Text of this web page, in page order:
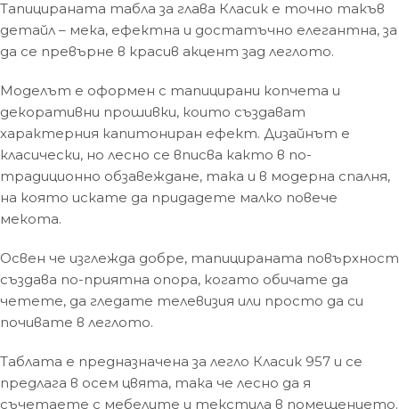
Тапицираната табла за глава Класик е точно такъв
детайл – мека, ефектна и достатъчно елегантна, за
да се превърне в красив акцент зад леглото.
Моделът е оформен с тапицирани копчета и
декоративни прошивки, които създават
характерния капитониран ефект. Дизайнът е
класически, но лесно се вписва както в по-
традиционно обзавеждане, така и в модерна спалня,
на която искате да придадете малко повече
мекота.
Освен че изглежда добре, тапицираната повърхност
създава по-приятна опора, когато обичате да
четете, да гледате телевизия или просто да си
почивате в леглото.
Таблата е предназначена за легло Класик 957 и се
предлага в осем цвята, така че лесно да я
съчетаете с мебелите и текстила в помещението.